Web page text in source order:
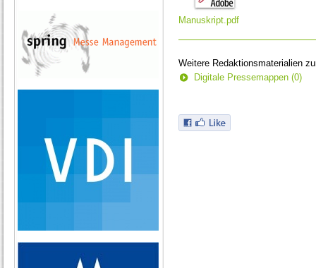
Manuskript.pdf
Weitere Redaktionsmaterialien
Digitale Pressemappen (0)